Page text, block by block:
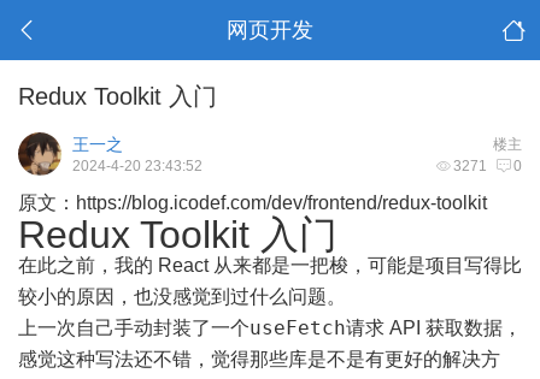
网页开发
Redux Toolkit 入门
楼主
王一之
3271 0
2024-4-20 23:43:52
原文： https://blog.icodef.com/dev/frontend/redux-toolkit
Redux Toolkit 入门
在此之前，我的 React 从来都是一把梭，可能是项目写得比
较小的原因，也没感觉到过什么问题。
上一次自己手动封装了一个useFetch请求 API 获取数据，
感觉这种写法还不错，觉得那些库是不是有更好的解决方